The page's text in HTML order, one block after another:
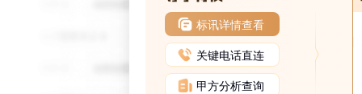
标讯详情查看
关键电话直连
甲方分析查询